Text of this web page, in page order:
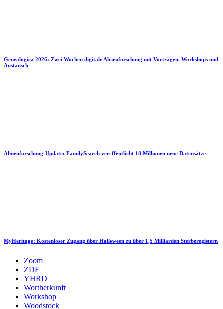
Genealogica 2026: Zwei Wochen digitale Ahnenforschung mit Vorträgen, Workshops und
Austausch
Ahnenforschung-Update: FamilySearch veröffentlicht 18 Millionen neue Datensätze
MyHeritage: Kostenloser Zugang über Halloween zu über 1,5 Milliarden Sterberegistern
Zoom
ZDF
YHRD
Wortherkunft
Workshop
Woodstock